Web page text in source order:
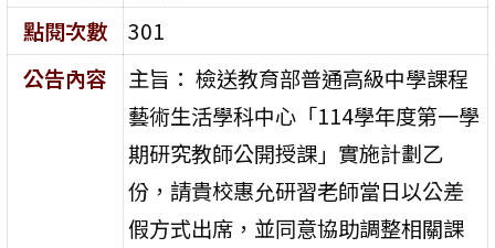
點閱次數
301
公告內容
主旨： 檢送教育部普通高級中學課程
藝術生活學科中心「114學年度第一學
期研究教師公開授課」實施計劃乙
份，請貴校惠允研習老師當日以公差
假方式出席，並同意協助調整相關課